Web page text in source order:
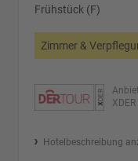
Frühstück (F)
Zimmer &
XDER
Hotelbeschreibung